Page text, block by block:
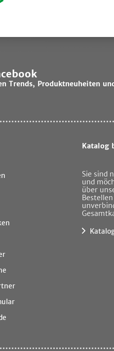
Trends, Produktneuheiten
Katalog
Sie sind
und
über